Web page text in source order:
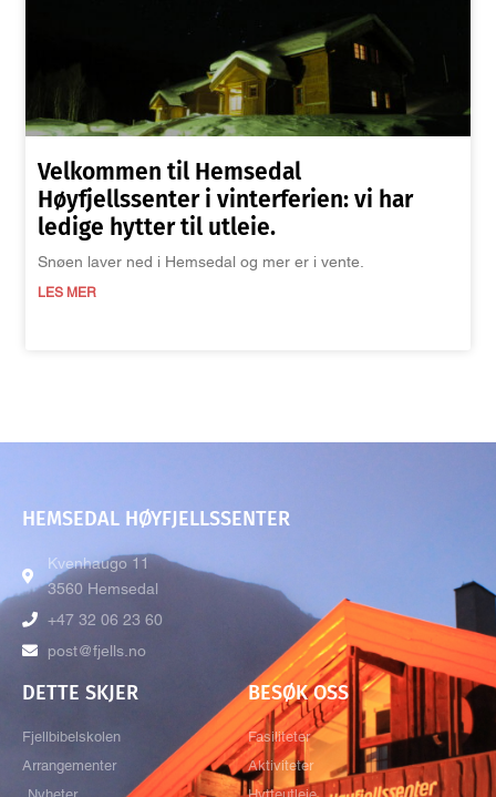
Velkommen til Hemsedal
Høyfjellssenter i vinterferien: vi har
ledige hytter til utleie.
Snøen laver ned i Hemsedal og mer er i vente.
LES MER
HEMSEDAL HØYFJELLSSENTER
Kvenhaugo 11
3560 Hemsedal
+47 32 06 23 60
post@fjells.no
DETTE SKJER
Fjellbibelskolen
Arrangementer
BESØK OSS
Fasiliteter
Aktiviteter